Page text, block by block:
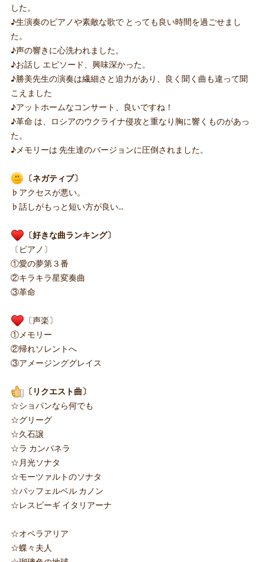
した。
♪生演奏のピアノや素敵な歌で とっても良い時間を過ごせまし
た。
♪声の響きに心洗われました。
♪お話し エピソード、興味深かった。
♪勝美先生の演奏は繊細さと迫力があり、良く聞く曲も違って聞
こえました
♪アットホームなコンサート、良いですね！
♪革命 は、ロシアのウクライナ侵攻と重なり胸に響くものがあっ
た。
♪メモリーは 先生達のバージョンに圧倒されました。
〔ネガティブ〕
♭アクセスが悪い。
♭話しがもっと短い方が良い…
〔好きな曲ランキング〕
〔ピアノ〕
①愛の夢第３番
②キラキラ星変奏曲
③革命
〔声楽〕
①メモリー
②帰れソレントへ
③アメージンググレイス
〔リクエスト曲〕
☆ショパンなら何でも
☆グリーグ
☆久石譲
☆ラ カンパネラ
☆月光ソナタ
☆モーツァルトのソナタ
☆パッフェルベル カノン
☆レスピーギ イタリアーナ
☆オペラアリア
☆蝶々夫人